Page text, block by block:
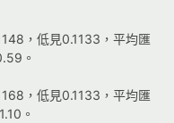
，低見0.1133，平均匯
。
，低見0.1133，平均匯
。